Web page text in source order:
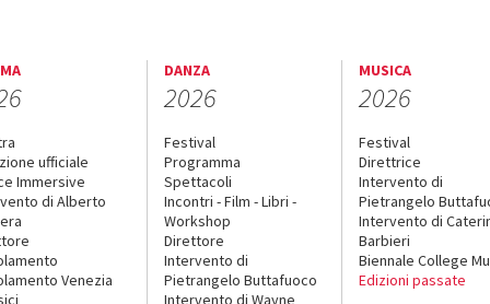
ufficiale
Immersive
di Alberto
Venezia
DANZA
2026
Festival
Programma
Spettacoli
Incontri - Film - Libri -
Workshop
Direttore
Intervento di
Pietrangelo Buttafuoco
Intervento di Wayne
MUSICA
2026
Festival
Direttrice
Intervento di
Pietrangelo
Intervento di
Barbieri
Biennale College
Edizioni passate